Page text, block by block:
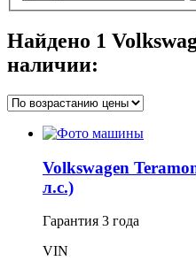
Найдено 1
наличии:
Volkswagen
л.с.)
Гарантия 3 года
VIN